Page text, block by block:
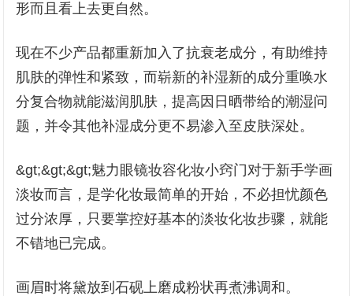
形而且看上去更自然。
现在不少产品都重新加入了抗衰老成分，有助维持
肌肤的弹性和紧致，而崭新的补湿新的成分重唤水
分复合物就能滋润肌肤，提高因日晒带给的潮湿问
题，并令其他补湿成分更不易渗入至皮肤深处。
&gt;&gt;&gt;魅力眼镜妆容化妆小窍门对于新手学画
淡妆而言，是学化妆最简单的开始，不必担忧颜色
过分浓厚，只要掌控好基本的淡妆化妆步骤，就能
不错地已完成。
画眉时将黛放到石砚上磨成粉状再煮沸调和。